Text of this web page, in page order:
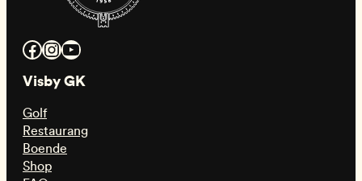
Facebook InstagramYouTube
Visby GK
Golf
Restaurang
Boende
Shop